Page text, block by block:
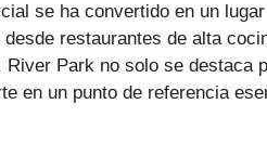
se ha convertido en un
restaurantes de alta
Park no solo se destaca
en un punto de referencia